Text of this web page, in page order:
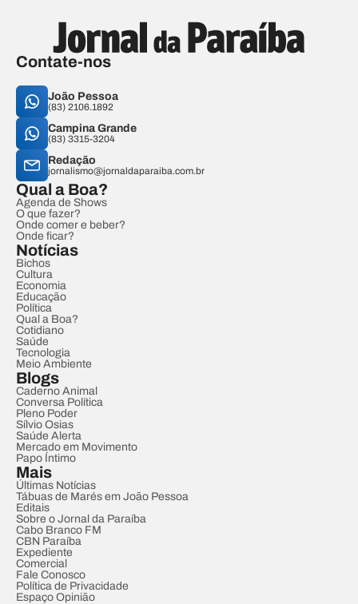
Contate-nos
João Pessoa
(83) 2106.1892
Campina Grande
(83) 3315-3204
Redação
jornalismo@jornaldaparaiba.com.br
Qual a Boa?
Agenda de Shows
O que fazer?
Onde comer e beber?
Onde ficar?
Notícias
Bichos
Cultura
Economia
Educação
Política
Qual a Boa?
Cotidiano
Saúde
Tecnologia
Meio Ambiente
Blogs
Caderno Animal
Conversa Política
Pleno Poder
Sílvio Osias
Saúde Alerta
Mercado em Movimento
Papo Íntimo
Mais
Últimas Notícias
Tábuas de Marés em João Pessoa
Editais
Sobre o Jornal da Paraíba
Cabo Branco FM
CBN Paraíba
Expediente
Comercial
Fale Conosco
Política de Privacidade
Espaço Opinião